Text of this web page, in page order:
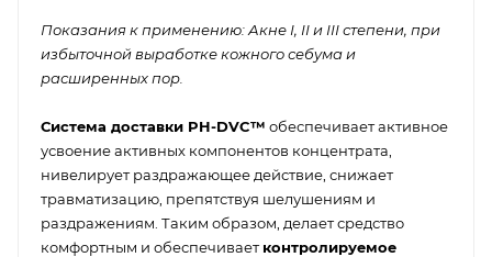
Показания к применению: Акне I, II и III степени, при
избыточной выработке кожного себума и
расширенных пор.
Система доставки PH-DVC™ обеспечивает активное
усвоение активных компонентов концентрата,
нивелирует раздражающее действие, снижает
травматизацию, препятствуя шелушениям и
раздражениям. Таким образом, делает средство
комфортным и обеспечиваетконтролируемое